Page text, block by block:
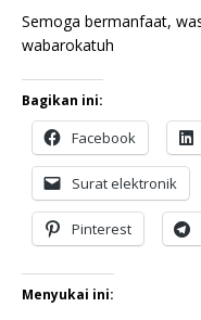
Semoga bermanfaat,
wabarokatuh
Bagikan ini:
Facebook
Surat elektronik
Pinterest
Menyukai ini: